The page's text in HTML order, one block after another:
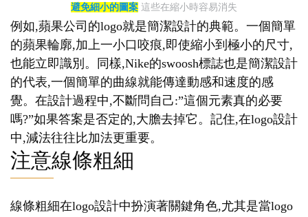
避免細小的圖案 這些在縮小時容易消失
例如,蘋果公司的logo就是簡潔設計的典範。一個簡單
的蘋果輪廓,加上一小口咬痕,即使縮小到極小的尺寸,
也能立即識別。同樣,Nike的swoosh標誌也是簡潔設計
的代表,一個簡單的曲線就能傳達動感和速度的感
覺。在設計過程中,不斷問自己:”這個元素真的必要
嗎?”如果答案是否定的,大膽去掉它。記住,在logo設計
中,減法往往比加法更重要。
注意線條粗細
線條粗細在logo設計中扮演著關鍵角色,尤其是當logo